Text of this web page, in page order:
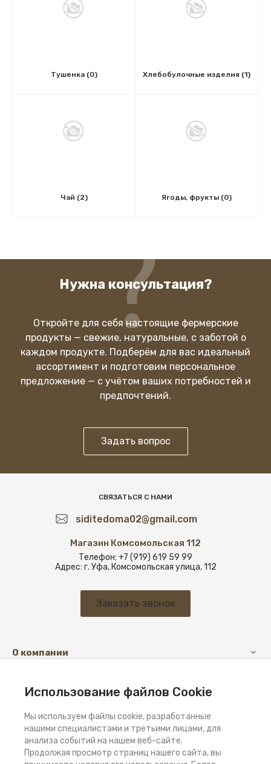
Использование файлов Cookie
Мы используем файлы cookie, разработанные
нашими специалистами и третьими лицами, для
анализа событий на нашем веб-сайте.
Продолжая просмотр страниц нашего сайта, вы
Тушенка (0) Хлебобулочные изделия (1)
Чай (2) Ягоды, фрукты (0)
Нужна консультация?
Откройте для себя настоящие фермерские
продукты — свежие, натуральные, с заботой о
каждом продукте. Подберём для вас идеальный
ассортимент и подготовим персональное
предложение — с учётом ваших потребностей и
предпочтений.
Задать вопрос
СВЯЗАТЬСЯ С НАМИ
siditedoma02@gmail.com
Магазин Комсомольская 112
Телефон: +7 (919) 619 59 99
Адрес: г. Уфа, Комсомольская улица, 112
Заказать звонок
О компании
Помощь